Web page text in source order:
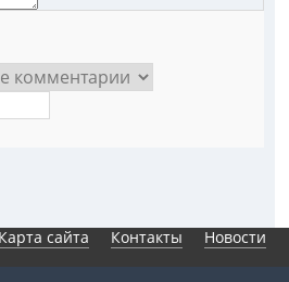
Карта сайта Контакты Новости